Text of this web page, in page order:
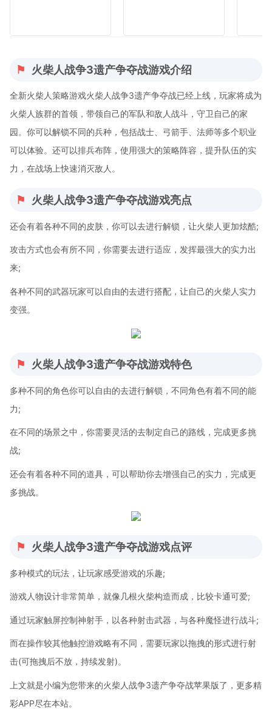
火柴人战争3遗产争夺战游戏介绍
全新火柴人策略游戏火柴人战争3遗产争夺战已经上线，玩家将成为
火柴人族群的首领，带领自己的军队和敌人战斗，守卫自己的家
园。你可以解锁不同的兵种，包括战士、弓箭手、法师等多个职业
可以体验。还可以排兵布阵，使用强大的策略阵容，提升队伍的实
力，在战场上快速消灭敌人。
火柴人战争3遗产争夺战游戏亮点
还会有着各种不同的皮肤，你可以去进行解锁，让火柴人更加炫酷;
攻击方式也会有所不同，你需要去进行适应，发挥最强大的实力出
来;
各种不同的武器玩家可以自由的去进行搭配，让自己的火柴人实力
变强。
火柴人战争3遗产争夺战游戏特色
多种不同的角色你可以自由的去进行解锁，不同角色有着不同的能
力;
在不同的场景之中，你需要灵活的去制定自己的路线，完成更多挑
战;
还会有着各种不同的道具，可以帮助你去增强自己的实力，完成更
多挑战。
火柴人战争3遗产争夺战游戏点评
多种模式的玩法，让玩家感受游戏的乐趣;
游戏人物设计非常简单，就像几根火柴构造而成，比较卡通可爱;
通过玩家触屏控制神射手，以各种射击武器，与各种魔怪进行战斗;
而在操作较其他触控游戏略有不同，需要玩家以拖拽的形式进行射
击(可拖拽后不放，持续发射)。
上文就是小编为您带来的火柴人战争3遗产争夺战苹果版了，更多精
彩APP尽在本站。